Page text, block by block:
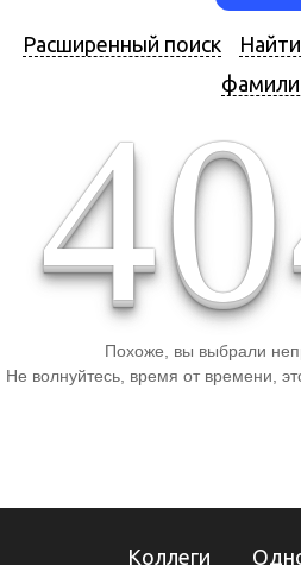
Расширенный поиск
40
Похоже, вы выбрали
Не волнуйтесь, время от времени,
Коллеги